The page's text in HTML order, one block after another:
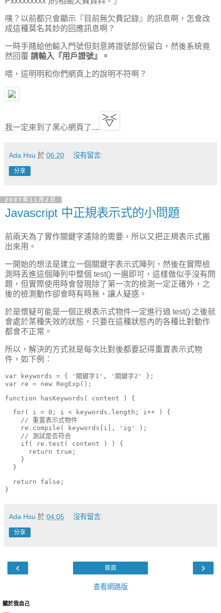
咦？以前都只會顯示『目前無欠費記錄』的訊息啊，怎會改
成這種莫名其妙的回應訊息啊？
一時手賤給他輸入門號但刻意將證號部份留白，然後系統竟
然回覆 請輸入『用戶證號』。
喂，這明明和你們網頁上的說明不符啊？
我一定來到了黑心網頁了....
Ada Hsu 於 06:20 沒有留言:
分享
2007年11月2日
Javascript 中正規表示式的小問題
前兩天為了實作關鍵字濾除的需要，所以又把正規表示式搬
出來用。
一開始的想法是建立一個關鍵字表示式陣列，然後在實際檢
測時丟進這個陣列中整個 test() 一遍即可，這樣做似乎沒有問
題，但實際使用時會發現除了第一次的檢測一定正確外，之
後的檢測動作卻會時有時無，讓人疑惑。
於是懷疑可能是一個正規表示式物件一定進行過 test() 之後就
會處於某種失效的狀態，只要在這種狀態內的各種比對動作
都會不正常。
所以，解決的方式就是每次比對後都要記得重置表示式物
件，如下例：
var
var re = new RegExp();
function hasKeywords( content ) {
for( i = 0; i < keywords.length; i++ ) {
    // 重置表示式物件
    re.compile( keywords[i], 'ig' );
    // 測試是否符合
if ( re.test( content ) ) {
return true ;
    }
  }
return
false ;
}
Ada Hsu 於 04:05 沒有留言:
分享
‹ ›
首頁
查看網路版
關於我自己